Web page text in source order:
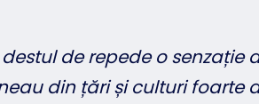
de repede o
din țări și culturi foarte